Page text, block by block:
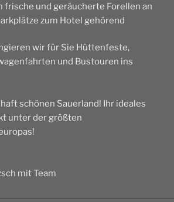
frische und geräucherte Forellen an
zum Hotel gehörend
wir für Sie Hüttenfeste,
und Bustouren ins
schönen Sauerland! Ihr ideales
unter der größten
mit Team